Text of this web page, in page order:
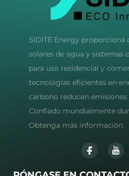
SIDITE Energy proporciona
solares de agua y sistemas
para uso residencial y
tecnologías eficientes en
carbono reducen emisiones
Confiado mundialmente
Obtenga más información.